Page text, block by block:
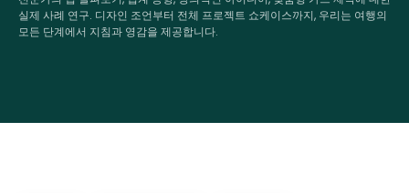
실제 사례 연구. 디자인 조언부터 전체 프로젝트 쇼케이스까지, 우리는 여행의
모든 ​​단계에서 지침과 영감을 제공합니다.